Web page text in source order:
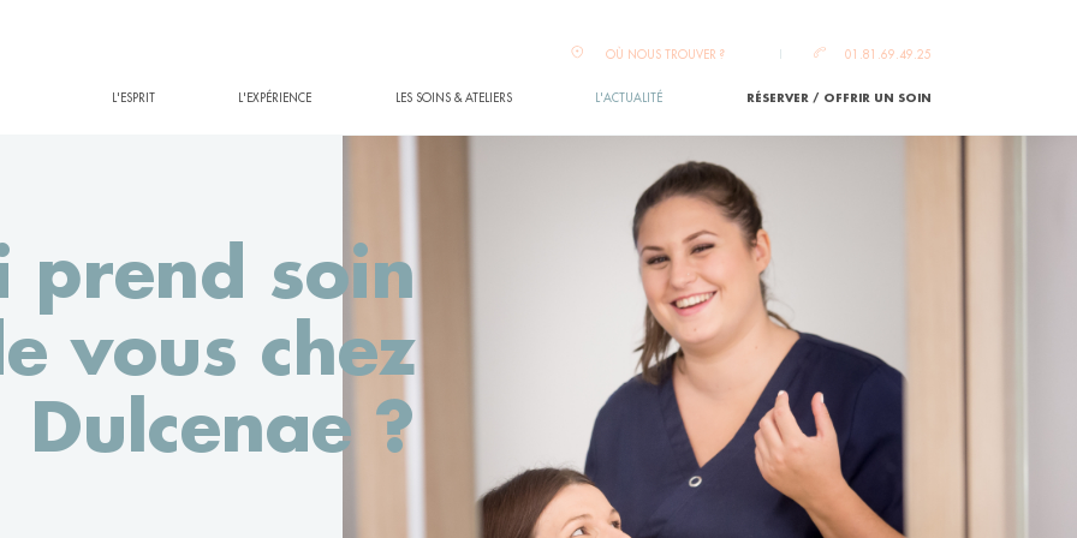
OÙ NOUS TROUVER ? 01.81.69.49.25
L'ESPRIT L'EXPÉRIENCE LES SOINS & ATELIERS L'ACTUALITÉ RÉSERVER / OFFRIR UN SOIN
prend soin
vous chez
Dulcenae ?